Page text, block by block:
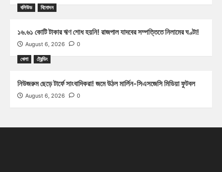
বলিউড বিনোদন
১৬.৬১ কোটি টাকার ঋণ শোধ হয়নি! রাজপাল যাদবের সম্পত্তিতে নিলামের ঘণ্টা!
August 6, 2026 0
খেলা ট্রেন্ডিং
নিউজরুম ছেড়ে টার্ফে সাংবাদিকরা! জমে উঠল মার্লিন-সিএসজেসি মিডিয়া ফুটবল
August 6, 2026 0